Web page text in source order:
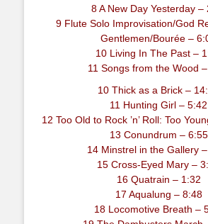
8 A New Day Yesterday –
9 Flute Solo Improvisation/God
Gentlemen/Bourée –
10 Living In The Past –
11 Songs from the Wood
10 Thick as a Brick –
11 Hunting Girl – 5:42
12 Too Old to Rock ’n’ Roll: Too
13 Conundrum – 6:55
14 Minstrel in the Gallery
15 Cross-Eyed Mary –
16 Quatrain – 1:32
17 Aqualung – 8:48
18 Locomotive Breath –